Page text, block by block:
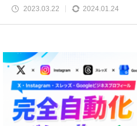
2023.03.22 2024.01.24